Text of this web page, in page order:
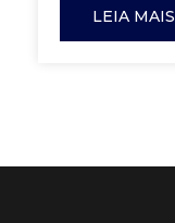
LEIA MAIS